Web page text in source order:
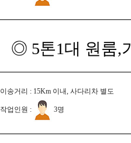
◎ 5톤1대 원룸,
이송거리 : 15Km 이내, 사다리차 별도
작업인원 : 3명